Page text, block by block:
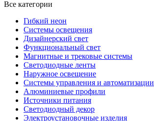
Все категории
Гибкий неон
Системы освещения
Дизайнерский свет
Функциональный свет
Магнитные и трековые системы
Светодиодные ленты
Наружное освещение
Системы управления и автоматизации
Алюминиевые профили
Источники питания
Светодиодный декор
Электроустановочные изделия